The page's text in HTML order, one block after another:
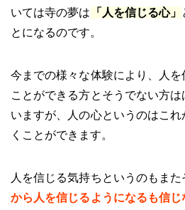
いては寺の夢は 「人を信じる心」
とになるのです。
今までの様々な体験により、人
ことができる方とそうでない方
いますが、人の心というのはこ
くことができます。
人を信じる気持ちというのもまた
から人を信じるようになるも信